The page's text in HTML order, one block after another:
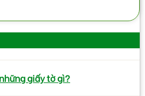
giấy tờ gì?